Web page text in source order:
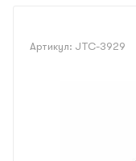
Артикул: JTC-3929